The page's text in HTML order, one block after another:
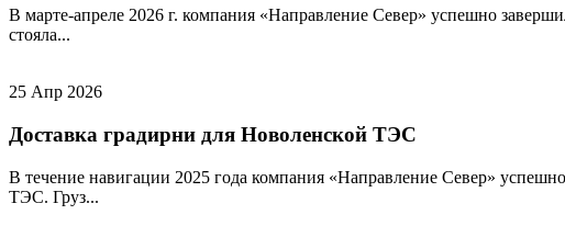
В марте-апреле 2026 г. компания «Направление Север» успешно
стояла...
25 Апр 2026
Доставка градирни для Новоленской ТЭС
В течение навигации 2025 года компания «Направление Север»
ТЭС. Груз...